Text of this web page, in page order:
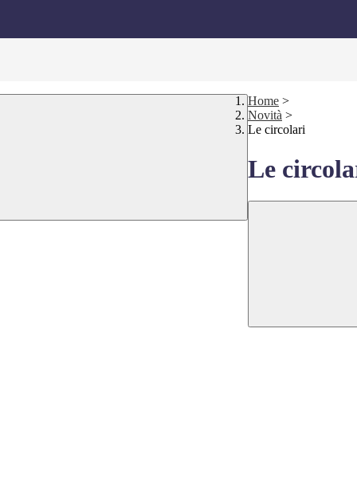
Home >
Novità >
Le circolari
Le